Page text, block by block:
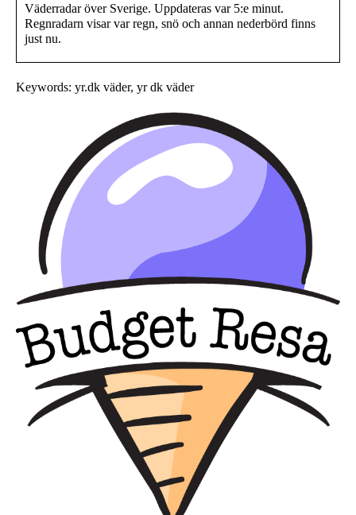
Väderradar över Sverige. Uppdateras var 5:e minut.
Regnradarn visar var regn, snö och annan nederbörd finns
just nu.
Keywords: yr.dk väder, yr dk väder